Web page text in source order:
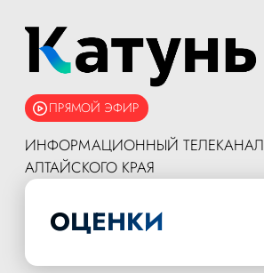
ПРЯМОЙ ЭФИР
ИНФОРМАЦИОННЫЙ ТЕЛЕКАНАЛ
АЛТАЙСКОГО КРАЯ
ОЦЕНКИ